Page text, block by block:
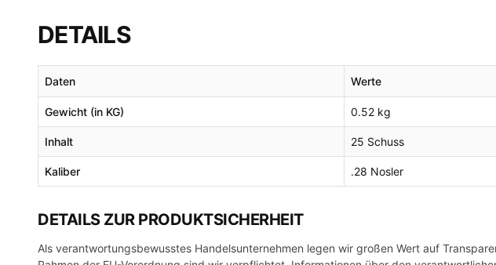
DETAILS
Daten Werte
Gewicht (in KG) 0.52 kg
Inhalt 25 Schuss
Kaliber .28 Nosler
DETAILS ZUR PRODUKTSICHERHEIT
Als verantwortungsbewusstes Handelsunternehmen legen wir großen Wert auf